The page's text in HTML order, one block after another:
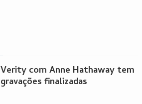
Verity com Anne Hathaway tem
gravações finalizadas